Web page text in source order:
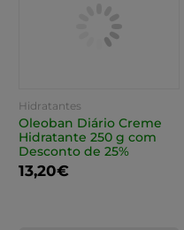
Hidratantes
Oleoban Diário Creme
Hidratante 250 g com
Desconto de 25%
13,20€